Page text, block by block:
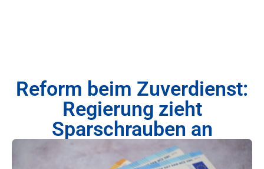
Reform beim Zuverdienst:
Regierung zieht
Sparschrauben an